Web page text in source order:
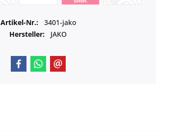
Artikel-Nr.:
3401-jako
Hersteller:
JAKO